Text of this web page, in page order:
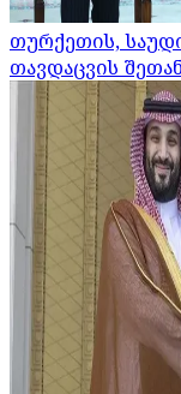
თურქეთის,
თავდაცვის